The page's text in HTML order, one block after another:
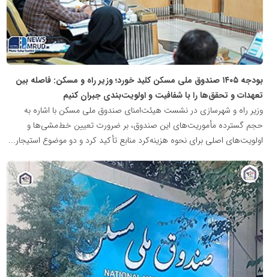
بودجه ۱۴۰۵ صندوق ملی مسکن کلید خورد؛ وزیر راه و مسکن: فاصله بین
تعهدات و تحقق‌ها را با شفافیت و اولویت‌بندی جبران کنیم
وزیر راه و شهرسازی در نشست هیئت‌امنای صندوق ملی مسکن با اشاره به
حجم گسترده مأموریت‌های این صندوق، بر ضرورت تعیین خط‌مشی‌ها و
اولویت‌های اصلی برای نحوه هزینه‌کرد منابع تأکید کرد و دو موضوع استیجار...
پایگاه
خبری
نهضت
ملی
مسکن